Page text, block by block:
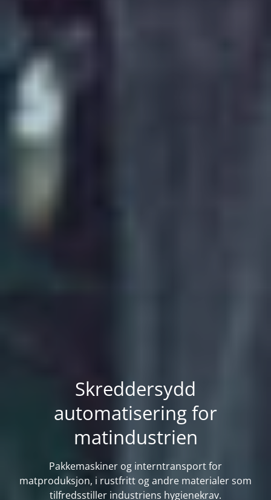
Skreddersydd
automatisering for
matindustrien
Pakkemaskiner og interntransport for
matproduksjon, i rustfritt og andre materialer som
tilfredsstiller industriens hygienekrav.